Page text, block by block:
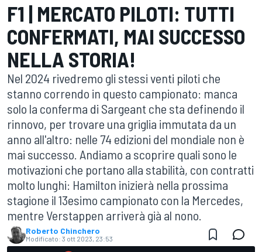
F1 | MERCATO PILOTI: TUTTI
CONFERMATI, MAI SUCCESSO
NELLA STORIA!
Nel 2024 rivedremo gli stessi venti piloti che
stanno correndo in questo campionato: manca
solo la conferma di Sargeant che sta definendo il
rinnovo, per trovare una griglia immutata da un
anno all'altro: nelle 74 edizioni del mondiale non è
mai successo. Andiamo a scoprire quali sono le
motivazioni che portano alla stabilità, con contratti
molto lunghi: Hamilton inizierà nella prossima
stagione il 13esimo campionato con la Mercedes,
mentre Verstappen arriverà già al nono.
Roberto Chinchero
Modificato: 3 ott 2023, 23:53